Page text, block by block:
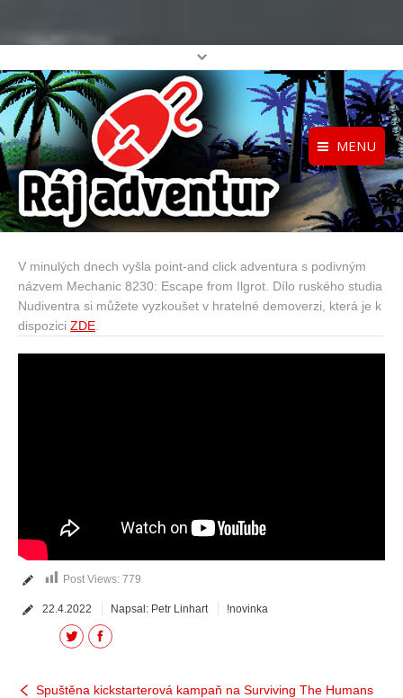
MENU
Registrace
Profil
top
Home
Katalog her
V minulých dnech vyšla point-and click adventura s podivným
názvem Mechanic 8230: Escape from Ilgrot. Dílo ruského studia
Nudiventra si můžete vyzkoušet v hratelné demoverzi, která je k
dispozici ZDE
Post Views: 779
22.4.2022 Napsal: Petr Linhart !novinka
Facebook
Twitter
Spuštěna kickstarterová kampaň na Surviving The Humans